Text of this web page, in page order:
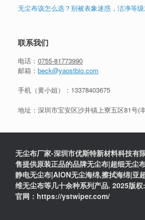
无尘布该怎么选？别被表象迷惑，洁净等级
联系我们
电话： 0755-81773990
邮箱： beck@yaostbio.com
手机（黄小姐）： 13378403675
地址：深圳市宝安区沙井镇上寮五区81号(
无尘布厂家-深圳市优斯特新材料科技有
售提供原装正品的品牌无尘布|超细无尘
静电无尘布|AION无尘海绵,擦拭海绵|亚
维无尘布等几十余种系列产品. 2025版
官网：https://ystwiper.com/